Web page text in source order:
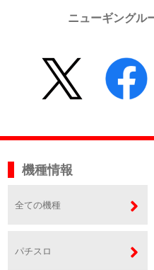
ニューギングル
機種情報
全ての機種
パチスロ